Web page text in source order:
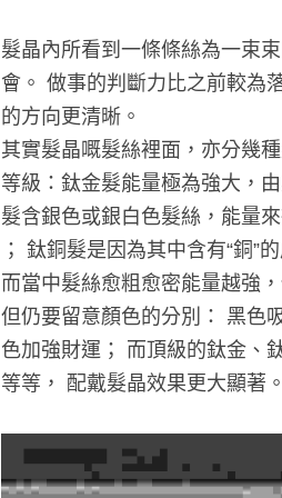
髮晶內所看到一條條絲為一束
會。 做事的判斷力比之前較為
的方向更清晰。
其實髮晶嘅髮絲裡面，亦分幾
等級：鈦金髮能量極為強大，
髮含銀色或銀白色髮絲，能量
； 鈦銅髮是因為其中含有“銅”
而當中髮絲愈粗愈密能量越強
但仍要留意顏色的分別： 黑色
色加強財運； 而頂級的鈦金、
等等， 配戴髮晶效果更大顯著。